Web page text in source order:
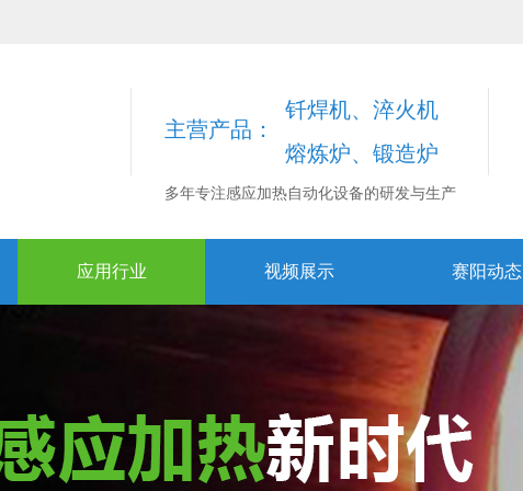
主营产品：
钎焊机、淬火机
熔炼炉、锻造炉
多年专注感应加热自动化设备的研发与生产
应用行业 视频展示 赛阳动态